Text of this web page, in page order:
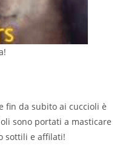
fin da subito ai cuccioli è
sono portati a masticare
sottili e affilati!